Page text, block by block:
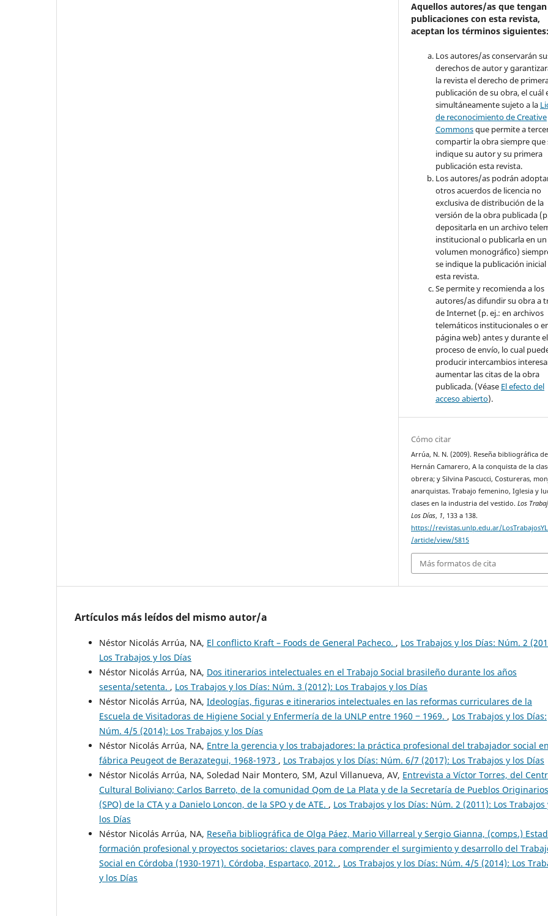
Aquellos autores/as que tengan
publicaciones con esta revista,
aceptan los términos siguientes:
Los autores/as conservarán
derechos de autor y
la revista el derecho de
publicación de su obra, el cuál
simultáneamente sujeto a la
de reconocimiento de Creative
Commonsque permite a
compartir la obra siempre que
indique su autor y su primera
publicación esta revista.
Los autores/as podrán
otros acuerdos de licencia no
exclusiva de distribución de la
versión de la obra publicada
depositarla en un archivo
institucional o publicarla en un
volumen monográfico)
se indique la publicación inicial
esta revista.
Se permite y recomienda a los
autores/as difundir su obra a
de Internet (p. ej.: en archivos
telemáticos institucionales o
página web) antes y durante el
proceso de envío, lo cual
producir intercambios
aumentar las citas de la obra
publicada. (Véase El efecto del
acceso abierto).
Cómo citar
Arrúa, N. N. (2009). Reseña bibliográfica de
Hernán Camarero, A la conquista de la
obrera; y Silvina Pascucci, Costureras,
anarquistas. Trabajo femenino, Iglesia y
clases en la industria del vestido.Los
Los Días, 1, 133 a 138.
https://revistas.unlp.edu.ar/
/article/view/5815
Más formatos de cita
Artículos más leídos del mismo autor/a
Néstor Nicolás Arrúa, NA, El conflicto Kraft – Foods de General Pacheco. , Los Trabajos y los Días: Núm. 2
Los Trabajos y los Días
Néstor Nicolás Arrúa, NA, Dos itinerarios intelectuales en el Trabajo Social brasileño durante los años
sesenta/setenta. , Los Trabajos y los Días: Núm. 3 (2012): Los Trabajos y los Días
Néstor Nicolás Arrúa, NA, Ideologías, figuras e itinerarios intelectuales en las reformas curriculares de la
Escuela de Visitadoras de Higiene Social y Enfermería de la UNLP entre 1960 ‒ 1969. , Los Trabajos y los Días:
Núm. 4/5 (2014): Los Trabajos y los Días
Néstor Nicolás Arrúa, NA, Entre la gerencia y los trabajadores: la práctica profesional del trabajador social
fábrica Peugeot de Berazategui, 1968-1973 , Los Trabajos y los Días: Núm. 6/7 (2017): Los Trabajos y los Días
Néstor Nicolás Arrúa, NA, Soledad Nair Montero, SM, Azul Villanueva, AV, Entrevista a Víctor Torres, del
Cultural Boliviano; Carlos Barreto, de la comunidad Qom de La Plata y de la Secretaría de Pueblos Originarios
(SPO) de la CTA y a Danielo Loncon, de la SPO y de ATE. , Los Trabajos y los Días: Núm. 2 (2011): Los Trabajos
los Días
Néstor Nicolás Arrúa, NA, Reseña bibliográfica de Olga Páez, Mario Villarreal y Sergio Gianna, (comps.)
formación profesional y proyectos societarios: claves para comprender el surgimiento y desarrollo del
Social en Córdoba (1930-1971). Córdoba, Espartaco, 2012. , Los Trabajos y los Días: Núm. 4/5 (2014): Los
y los Días